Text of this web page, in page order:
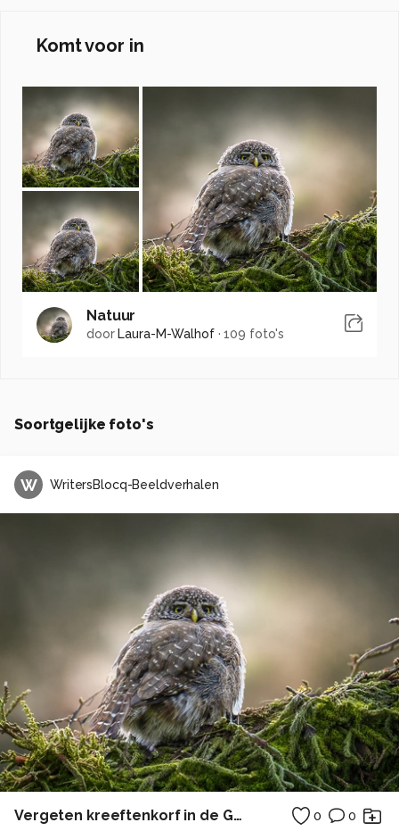
Komt voor in
Natuur
door Laura-M-Walhof·109 foto's
Soortgelijke foto's
W WritersBlocq-Beeldverhalen
Vergeten kreeftenkorf in de Grevelingen 0 0